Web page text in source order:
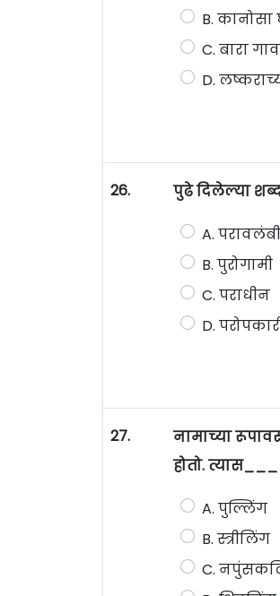
B.
C. बारा
D.
26. पुढे दिलेल्या
A. परावलंबी
B. पुरोगामी
C. पराधीन
D.
27.
नामाच्या
होतो.
A. पुल्लिंग
B. स्त्रीलिंग
C.